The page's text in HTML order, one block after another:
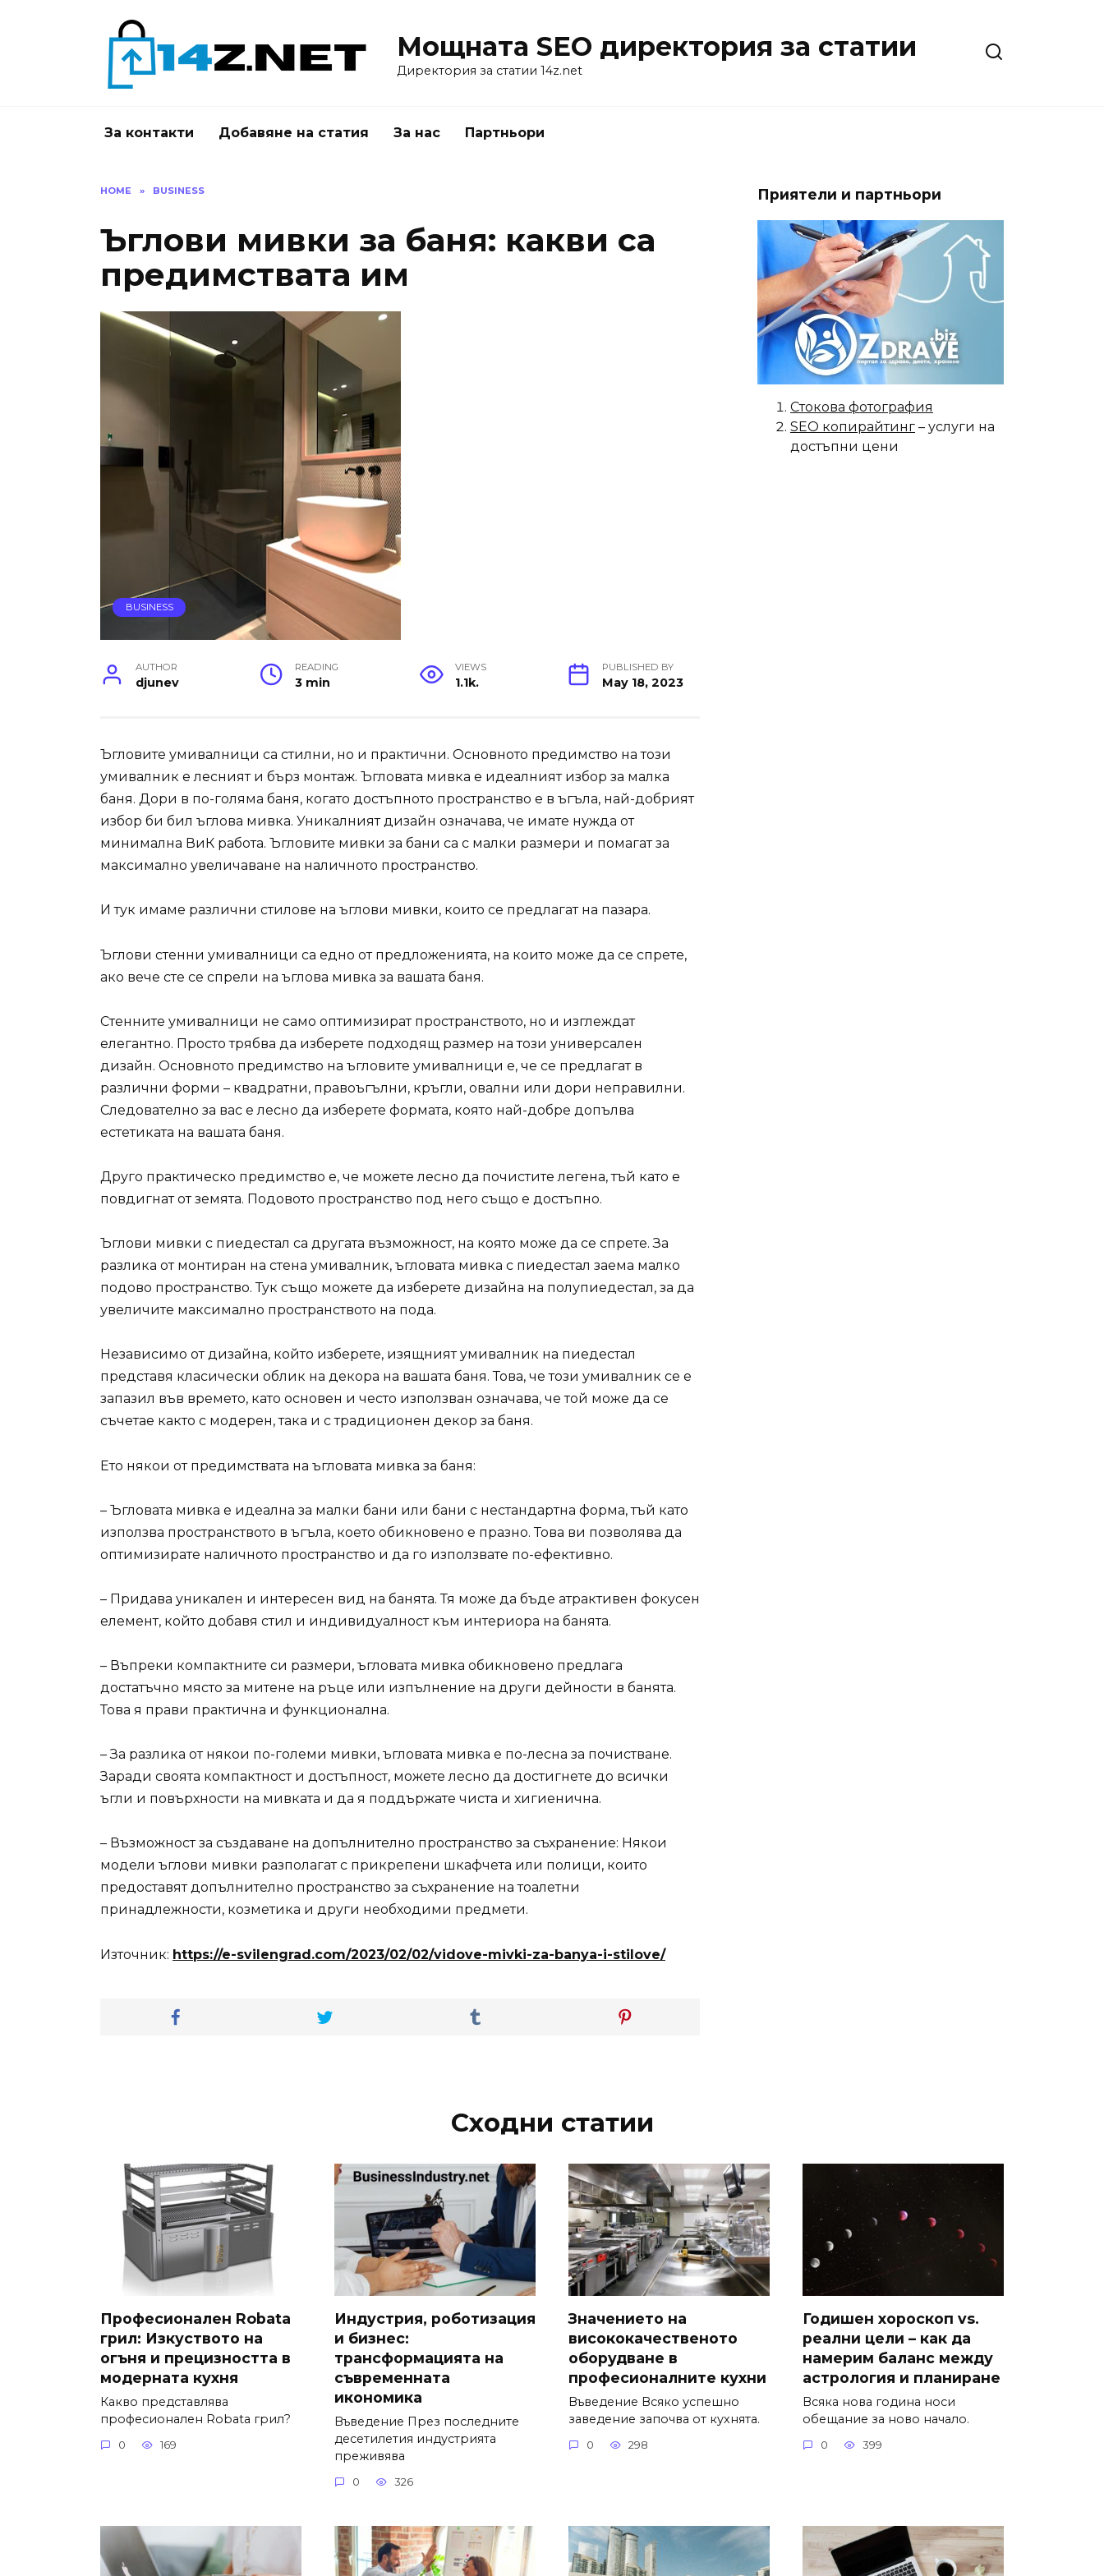
Мощната SEO директория за статии
Директория за статии 14z.net
За контакти Добавяне на статия За нас Партньори
HOME » BUSINESS
Ъглови мивки за баня: какви са
предимствата им
BUSINESS
AUTHOR
djunev
READING
3 min
VIEWS
1.1k.
PUBLISHED BY
May 18, 2023
Ъгловите умивалници са стилни, но и практични. Основното предимство на този
умивалник е лесният и бърз монтаж. Ъгловата мивка е идеалният избор за малка
баня. Дори в по-голяма баня, когато достъпното пространство е в ъгъла, най-добрият
избор би бил ъглова мивка. Уникалният дизайн означава, че имате нужда от
минимална ВиК работа. Ъгловите мивки за бани са с малки размери и помагат за
максимално увеличаване на наличното пространство.
И тук имаме различни стилове на ъглови мивки, които се предлагат на пазара.
Ъглови стенни умивалници са едно от предложенията, на които може да се спрете,
ако вече сте се спрели на ъглова мивка за вашата баня.
Стенните умивалници не само оптимизират пространството, но и изглеждат
елегантно. Просто трябва да изберете подходящ размер на този универсален
дизайн. Основното предимство на ъгловите умивалници е, че се предлагат в
различни форми – квадратни, правоъгълни, кръгли, овални или дори неправилни.
Следователно за вас е лесно да изберете формата, която най-добре допълва
естетиката на вашата баня.
Друго практическо предимство е, че можете лесно да почистите легена, тъй като е
повдигнат от земята. Подовото пространство под него също е достъпно.
Ъглови мивки с пиедестал са другата възможност, на която може да се спрете. За
разлика от монтиран на стена умивалник, ъгловата мивка с пиедестал заема малко
подово пространство. Тук също можете да изберете дизайна на полупиедестал, за да
увеличите максимално пространството на пода.
Независимо от дизайна, който изберете, изящният умивалник на пиедестал
представя класически облик на декора на вашата баня. Това, че този умивалник се е
запазил във времето, като основен и често използван означава, че той може да се
съчетае както с модерен, така и с традиционен декор за баня.
Ето някои от предимствата на ъгловата мивка за баня:
– Ъгловата мивка е идеална за малки бани или бани с нестандартна форма, тъй като
използва пространството в ъгъла, което обикновено е празно. Това ви позволява да
оптимизирате наличното пространство и да го използвате по-ефективно.
– Придава уникален и интересен вид на банята. Тя може да бъде атрактивен фокусен
елемент, който добавя стил и индивидуалност към интериора на банята.
– Въпреки компактните си размери, ъгловата мивка обикновено предлага
достатъчно място за митене на ръце или изпълнение на други дейности в банята.
Това я прави практична и функционална.
– За разлика от някои по-големи мивки, ъгловата мивка е по-лесна за почистване.
Заради своята компактност и достъпност, можете лесно да достигнете до всички
ъгли и повърхности на мивката и да я поддържате чиста и хигиенична.
– Възможност за създаване на допълнително пространство за съхранение: Някои
модели ъглови мивки разполагат с прикрепени шкафчета или полици, които
предоставят допълнително пространство за съхранение на тоалетни
принадлежности, козметика и други необходими предмети.
Източник: https://e-svilengrad.com/2023/02/02/vidove-mivki-za-banya-i-stilove/
Приятели и партньори
Стокова фотография
SEO копирайтинг – услуги на
достъпни цени
Сходни статии
Професионален Robata
грил: Изкуството на
огъня и прецизността в
модерната кухня
Какво представлява
професионален Robata грил?
0 169
Индустрия, роботизация
и бизнес:
трансформацията на
съвременната
икономика
Въведение През последните
десетилетия индустрията
преживява
0 326
Значението на
висококачественото
оборудване в
професионалните кухни
Въведение Всяко успешно
заведение започва от кухнята.
0 298
Годишен хороскоп vs.
реални цели – как да
намерим баланс между
астрология и планиране
Всяка нова година носи
обещание за ново начало.
0 399